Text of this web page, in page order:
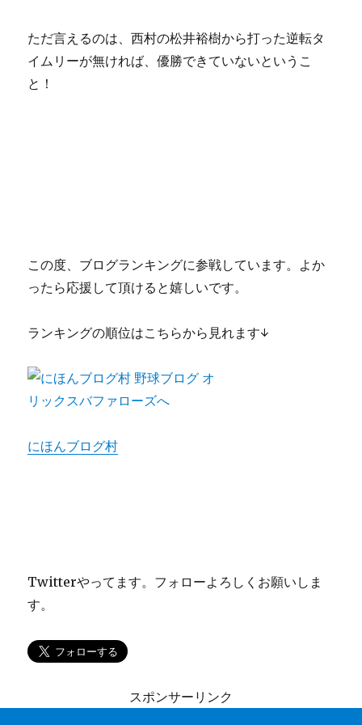
ただ言えるのは、西村の松井裕樹から打った逆転タ
イムリーが無ければ、優勝できていないというこ
と！
この度、ブログランキングに参戦しています。よか
ったら応援して頂けると嬉しいです。
ランキングの順位はこちらから見れます↓
にほんブログ村
Twitterやってます。フォローよろしくお願いしま
す。
スポンサーリンク